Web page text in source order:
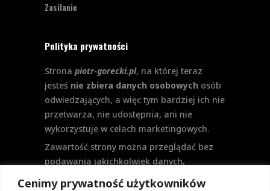
Cenimy prywatność użytkowników
Zasilanie
Polityka prywatności
Strona piotr-gorecki.pl, na której teraz
jesteś nie zbiera danych osobowych osób
odwiedzających, a więc tym bardziej ich nie
przetwarza, nie udostępnia, ani nie
wykorzystuje w celach marketingowych.
Zawartość strony można przeglądać bez
podawania jakichkolwiek danych,